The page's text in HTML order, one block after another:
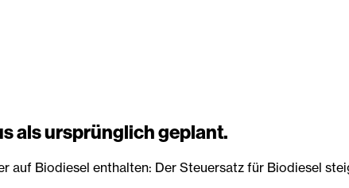
als ursprünglich geplant.
auf Biodiesel enthalten: Der Steuersatz für Biodiesel